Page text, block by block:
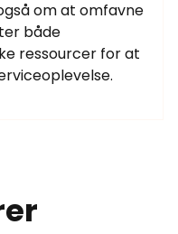
om at omfavne
både
ressourcer for at